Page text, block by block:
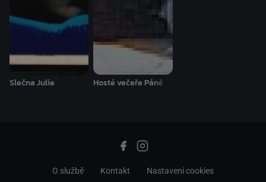
Slečna Julie Hosté večeře Páně
O službě Kontakt Nastavení cookies